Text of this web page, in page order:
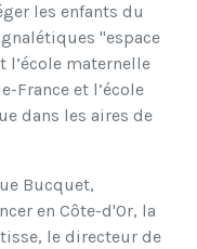
les enfants du
"espace
l’école maternelle
France et l’école
dans les aires de
Bucquet,
en Côte-d'Or, la
le directeur de